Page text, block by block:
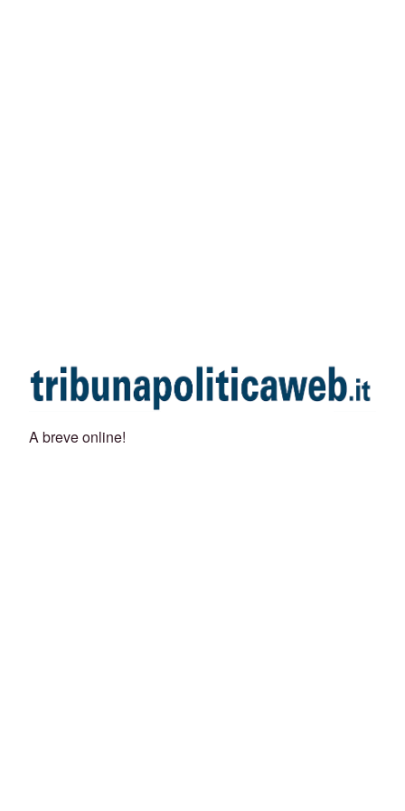
A breve online!